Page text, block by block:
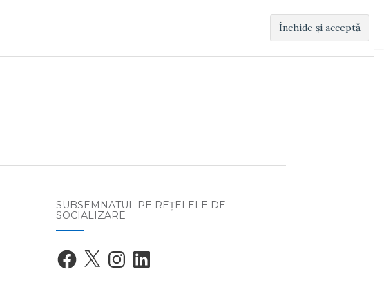
SUBSEMNATUL PE REŢELELE DE
SOCIALIZARE
Facebook
X Instagram
LinkedIn